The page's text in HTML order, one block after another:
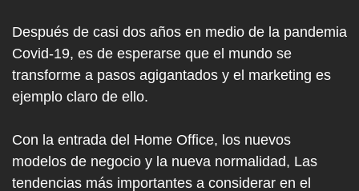
Después de casi dos años en medio de la pandemia
Covid-19, es de esperarse que el mundo se
transforme a pasos agigantados y el marketing es
ejemplo claro de ello.
Con la entrada del Home Office, los nuevos
modelos de negocio y la nueva normalidad, Las
tendencias más importantes a considerar en el